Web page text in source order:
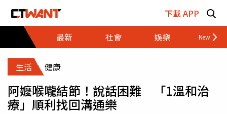
下載 APP
最新
社會 娛樂 財經
生活 健康
阿嬤喉嚨結節！說話困難 「1溫和治
療」順利找回溝通樂